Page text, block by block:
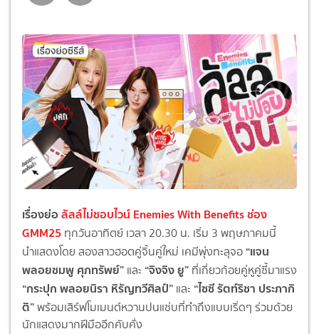
เรื่องย่อลัลล์ไม่ชอบไวน์ Enemies With Benefits ช่อง
GMM25 ทุกวันอาทิตย์ เวลา 20.30 น. เริ่ม 3 พฤษภาคมนี้
นำแสดงโดย สองสาวฮอตคู่จิ้นคู่ใหม่ เคมีพุ่งทะลุจอ “แจน
พลอยชมพู ศุภทรัพย์” และ “จิงจิง ยู” ที่เกี่ยวก้อยคู่หูคู่ซี้มาแรง
“กระปุก พลอยนิรา หิรัญทวีศิลป์” และ “ไซซี รัตท์ริชา ประภากิ
ติ”พร้อมเสิร์ฟโมเมนต์หวานปนแซ่บที่ทำถึงแบบเริ่ดๆ ร่วมด้วย
นักแสดงมากฝีมืออีกคับคั่ง